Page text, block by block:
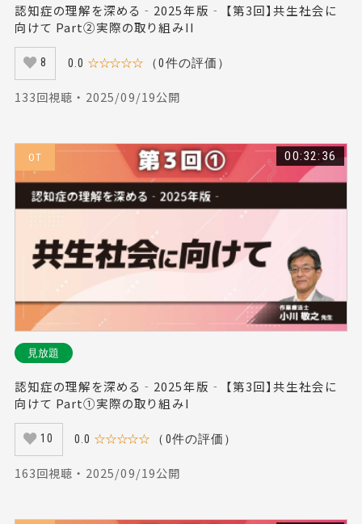
認知症の理解を深める‐2025年版‐ 【第3回】共生社会に
向けて Part②実際の取り組みII
8 0.0 ☆☆☆☆☆ （0件の評価）
133回視聴 ・ 2025/09/19公開
OT 00:32:36
見放題
認知症の理解を深める‐2025年版‐ 【第3回】共生社会に
向けて Part①実際の取り組みI
10 0.0 ☆☆☆☆☆ （0件の評価）
163回視聴 ・ 2025/09/19公開